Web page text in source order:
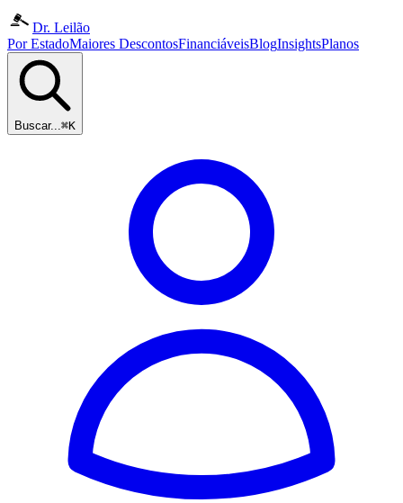
Dr. Leilão
Por EstadoMaiores DescontosFinanciáveisBlogInsightsPlanos
Buscar...⌘K